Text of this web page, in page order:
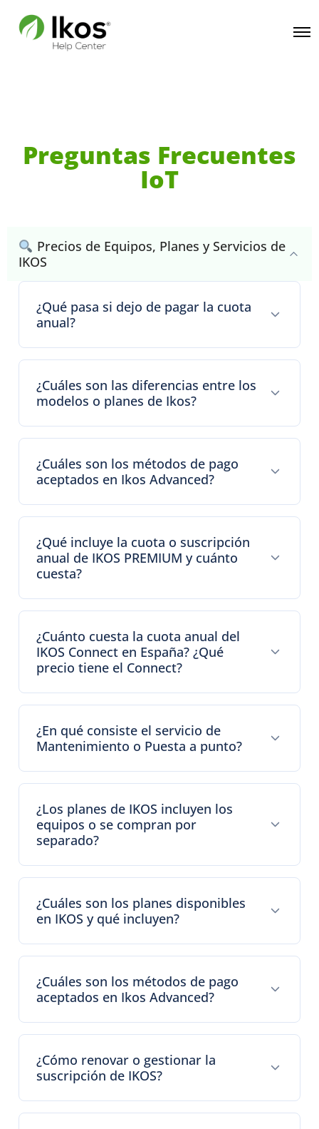
Preguntas Frecuentes
IoT
Precios de Equipos, Planes y Servicios de
IKOS
¿Qué pasa si dejo de pagar la cuota
anual?
¿Cuáles son las diferencias entre los
modelos o planes de Ikos?
¿Cuáles son los métodos de pago
aceptados en Ikos Advanced?
¿Qué incluye la cuota o suscripción
anual de IKOS PREMIUM y cuánto
cuesta?
¿Cuánto cuesta la cuota anual del
IKOS Connect en España? ¿Qué
precio tiene el Connect?
¿En qué consiste el servicio de
Mantenimiento o Puesta a punto?
¿Los planes de IKOS incluyen los
equipos o se compran por
separado?
¿Cuáles son los planes disponibles
en IKOS y qué incluyen?
¿Cuáles son los métodos de pago
aceptados en Ikos Advanced?
¿Cómo renovar o gestionar la
suscripción de IKOS?